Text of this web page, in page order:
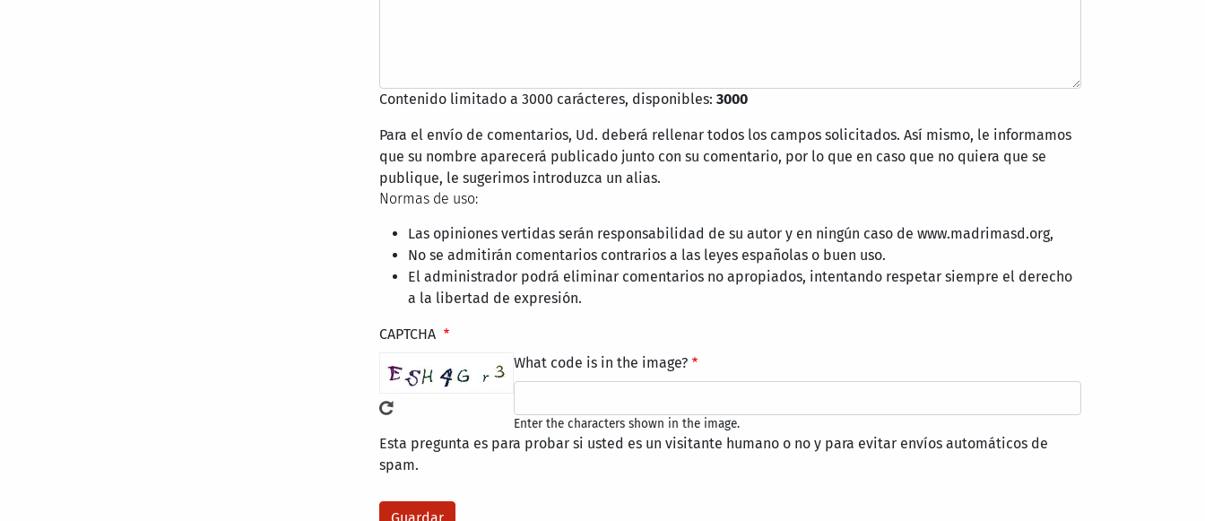
Contenido limitado a 3000 carácteres, disponibles: 3000
Para el envío de comentarios, Ud. deberá rellenar todos los campos solicitados. Así mismo, le informamos
que su nombre aparecerá publicado junto con su comentario, por lo que en caso que no quiera que se
publique, le sugerimos introduzca un alias.
Normas de uso:
Las opiniones vertidas serán responsabilidad de su autor y en ningún caso de www.madrimasd.org,
No se admitirán comentarios contrarios a las leyes españolas o buen uso.
El administrador podrá eliminar comentarios no apropiados, intentando respetar siempre el derecho
a la libertad de expresión.
CAPTCHA
What code is in the image?
Enter the characters shown in the image.
Esta pregunta es para probar si usted es un visitante humano o no y para evitar envíos automáticos de
spam.